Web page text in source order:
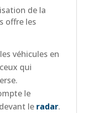
de la
offre les
véhicules en
qui
le
le radar.